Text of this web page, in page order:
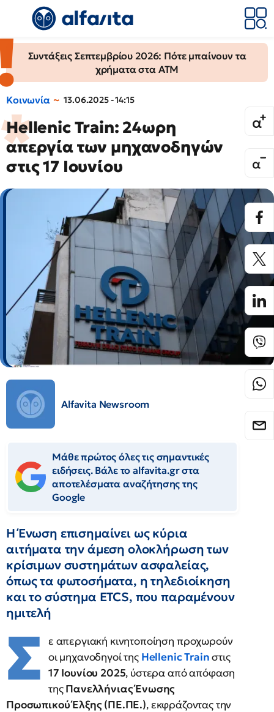
Συντάξεις Σεπτεμβρίου 2026: Πότε μπαίνουν τα
χρήματα στα ΑΤΜ
Κοινωνία 13.06.2025 - 14:15
Hellenic Train: 24ωρη
απεργία των μηχανοδηγών
στις 17 Ιουνίου
Alfavita Newsroom
Μάθε πρώτος όλες τις σημαντικές
ειδήσεις. Βάλε το alfavita.gr στα
αποτελέσματα αναζήτησης της
Google
Η Ένωση επισημαίνει ως κύρια
αιτήματα την άμεση ολοκλήρωση των
κρίσιμων συστημάτων ασφαλείας,
όπως τα φωτοσήματα, η τηλεδιοίκηση
και το σύστημα ETCS, που παραμένουν
ημιτελή
Σ ε απεργιακή κινητοποίηση προχωρούν
οι μηχανοδηγοί της Hellenic Trainστις
17 Ιουνίου 2025, ύστερα από απόφαση
τηςΠανελλήνιας Ένωσης
Προσωπικού Έλξης (ΠΕ.ΠΕ.), εκφράζοντας την